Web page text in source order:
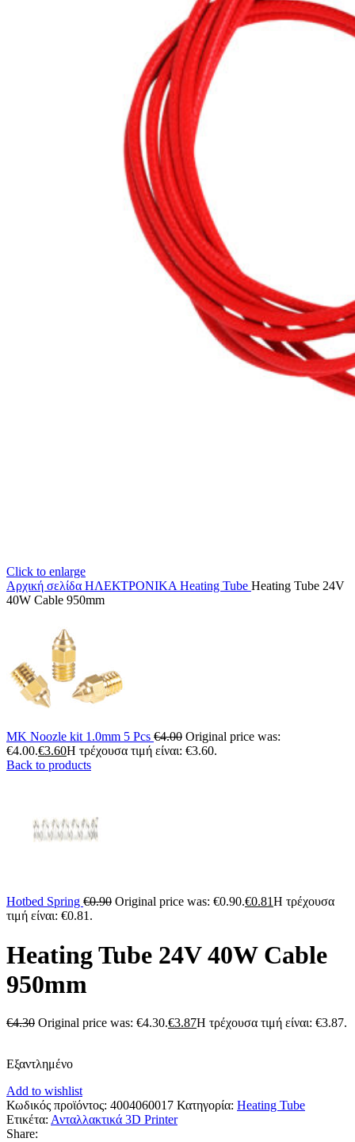
Click to enlarge
Αρχική σελίδα ΗΛΕΚΤΡΟΝΙΚΑ Heating Tube Heating Tube 24V
40W Cable 950mm
MK Noozle kit 1.0mm 5 Pcs €4.00 Original price was:
€4.00.€3.60Η τρέχουσα τιμή είναι: €3.60.
Back to products
Hotbed Spring €0.90 Original price was: €0.90.€0.81Η τρέχουσα
τιμή είναι: €0.81.
Heating Tube 24V 40W Cable
950mm
€4.30 Original price was: €4.30.€3.87Η τρέχουσα τιμή είναι: €3.87.
Εξαντλημένο
Add to wishlist
Κωδικός προϊόντος: 4004060017 Κατηγορία: Heating Tube
Ετικέτα: Ανταλλακτικά 3D Printer
Share: